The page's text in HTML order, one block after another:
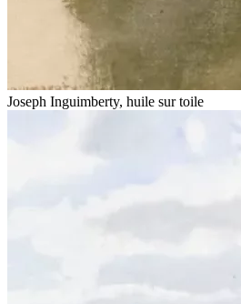
Joseph Inguimberty, huile sur toile